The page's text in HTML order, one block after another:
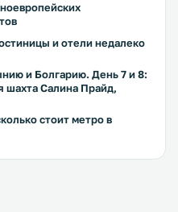
и отели недалеко
и Болгарию. День 7 и 8:
шахта Салина Прайд,
стоит метро в